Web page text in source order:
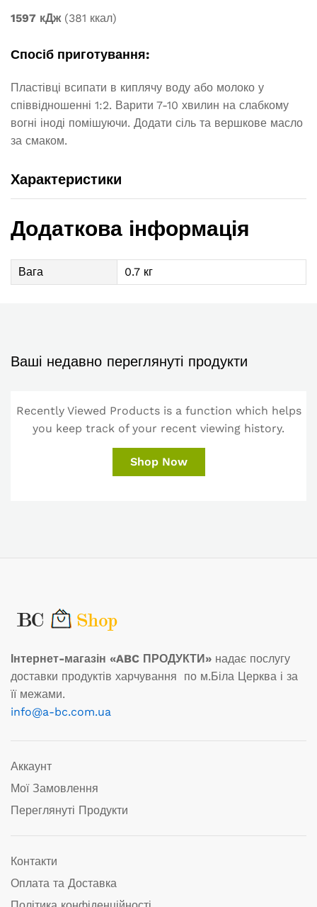
1597 кДж(381 ккал)
Спосіб приготування:
Пластівці всипати в киплячу воду або молоко у
співвідношенні 1:2. Варити 7-10 хвилин на слабкому
вогні іноді помішуючи. Додати сіль та вершкове масло
за смаком.
Характеристики
Додаткова інформація
Вага 0.7 кг
Ваші недавно переглянуті продукти
Recently Viewed Products is a function which helps
you keep track of your recent viewing history.
Shop Now
Інтернет-магазін «ABC ПРОДУКТИ» надає послугу
доставки продуктів харчування по м.Біла Церква і за
її межами.
info@a-bc.com.ua
Аккаунт
Мої Замовлення
Переглянуті Продукти
Контакти
Оплата та Доставка